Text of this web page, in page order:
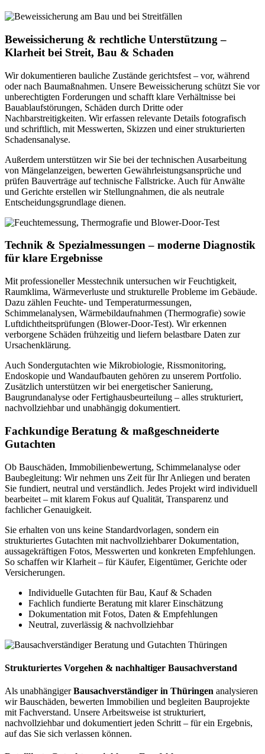
Beweissicherung & rechtliche Unterstützung –
Klarheit bei Streit, Bau & Schaden
Wir dokumentieren bauliche Zustände gerichtsfest – vor, während
oder nach Baumaßnahmen. Unsere Beweissicherung schützt Sie vor
unberechtigten Forderungen und schafft klare Verhältnisse bei
Bauablaufstörungen, Schäden durch Dritte oder
Nachbarstreitigkeiten. Wir erfassen relevante Details fotografisch
und schriftlich, mit Messwerten, Skizzen und einer strukturierten
Schadensanalyse.
Außerdem unterstützen wir Sie bei der technischen Ausarbeitung
von Mängelanzeigen, bewerten Gewährleistungsansprüche und
prüfen Bauverträge auf technische Fallstricke. Auch für Anwälte
und Gerichte erstellen wir Stellungnahmen, die als neutrale
Entscheidungsgrundlage dienen.
Technik & Spezialmessungen – moderne Diagnostik
für klare Ergebnisse
Mit professioneller Messtechnik untersuchen wir Feuchtigkeit,
Raumklima, Wärmeverluste und strukturelle Probleme im Gebäude.
Dazu zählen Feuchte- und Temperaturmessungen,
Schimmelanalysen, Wärmebildaufnahmen (Thermografie) sowie
Luftdichtheitsprüfungen (Blower-Door-Test). Wir erkennen
verborgene Schäden frühzeitig und liefern belastbare Daten zur
Ursachenklärung.
Auch Sondergutachten wie Mikrobiologie, Rissmonitoring,
Endoskopie und Wandaufbauten gehören zu unserem Portfolio.
Zusätzlich unterstützen wir bei energetischer Sanierung,
Baugrundanalyse oder Fertighausbeurteilung – alles strukturiert,
nachvollziehbar und unabhängig dokumentiert.
Fachkundige Beratung & maßgeschneiderte
Gutachten
Ob Bauschäden, Immobilienbewertung, Schimmelanalyse oder
Baubegleitung: Wir nehmen uns Zeit für Ihr Anliegen und beraten
Sie fundiert, neutral und verständlich. Jedes Projekt wird individuell
bearbeitet – mit klarem Fokus auf Qualität, Transparenz und
fachlicher Genauigkeit.
Sie erhalten von uns keine Standardvorlagen, sondern ein
strukturiertes Gutachten mit nachvollziehbarer Dokumentation,
aussagekräftigen Fotos, Messwerten und konkreten Empfehlungen.
So schaffen wir Klarheit – für Käufer, Eigentümer, Gerichte oder
Versicherungen.
Individuelle Gutachten für Bau, Kauf & Schaden
Fachlich fundierte Beratung mit klarer Einschätzung
Dokumentation mit Fotos, Daten & Empfehlungen
Neutral, zuverlässig & nachvollziehbar
Strukturiertes Vorgehen & nachhaltiger Bausachverstand
Als unabhängigerBausachverständiger in Thüringen analysieren
wir Bauschäden, bewerten Immobilien und begleiten Bauprojekte
mit Fachverstand. Unsere Arbeitsweise ist strukturiert,
nachvollziehbar und dokumentiert jeden Schritt – für ein Ergebnis,
auf das Sie sich verlassen können.